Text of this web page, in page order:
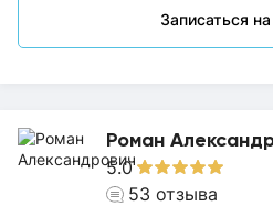
Записаться
опыт работы репетитором
в знаниях и готовлю к ОГЭ по
Роман
5.0
53 отзыва